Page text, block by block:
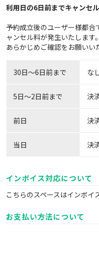
利用日の6日前までキャンセ
予約成立後のユーザー様都
ャンセル料が発生いたします。
あらかじめご確認をお願いい
30日〜6日前まで な
5日～2日前まで 決
前日 決
当日 決
インボイス対応について
こちらのスペースはインボイ
お支払い方法について